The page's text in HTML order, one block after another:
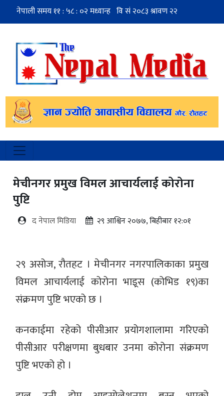
मेचीनगर प्रमुख विमल आचार्यलाई कोरोना
पुष्टि
द नेपाल मिडिया २९ आश्विन २०७७, बिहीबार १२:०१
२९ असोज, रौतहट । मेचीनगर नगरपालिकाका प्रमुख
विमल आचार्यलाई कोरोना भाइ्रस (कोभिड १९)का
संक्रमण पुष्टि भएको छ ।
कनकाईमा रहेको पीसीआर प्रयोगशालामा गरिएको
पीसीआर परीक्षणमा बुधबार उनमा कोरोना संक्रमण
पुष्टि भएको हो ।